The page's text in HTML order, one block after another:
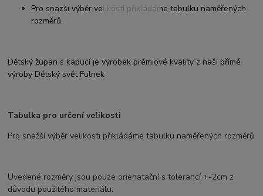
Pro snazší výběr velikosti přikládáme tabulku naměřených
rozměrů.
Dětský župan s kapucí je výrobek prémiové kvality z naší přímé
výroby Dětský svět Fulnek
Tabulka pro určení velikosti
Pro snažší výběr velikosti přikládáme tabulku naměřených rozměrů
Uvedené rozměry jsou pouze orienatační s tolerancí +-2cm z
důvodu použitého materiálu.